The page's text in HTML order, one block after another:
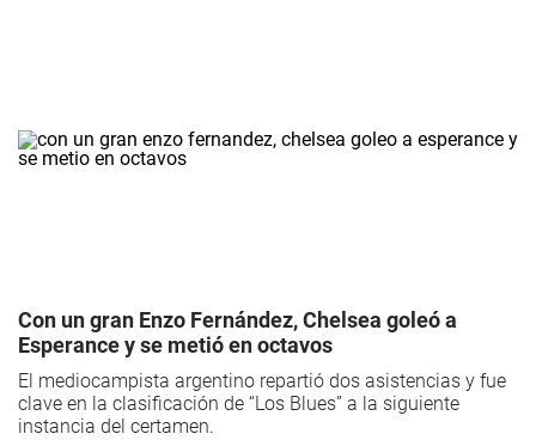
Con un gran Enzo Fernández, Chelsea goleó a
Esperance y se metió en octavos
El mediocampista argentino repartió dos asistencias y fue
clave en la clasificación de “Los Blues” a la siguiente
instancia del certamen.